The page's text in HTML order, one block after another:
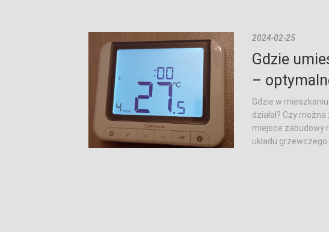
2024-02-25
Gdzie
–
Gdzie w
działał? Czy
miejsce zabudowy
układu grzewczego....